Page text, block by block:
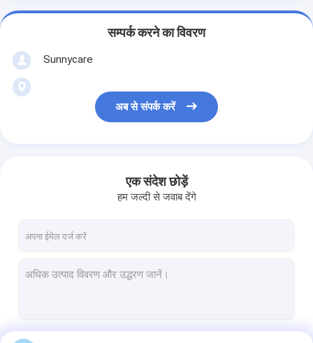
सम्पर्क करने का विवरण
Sunnycare
अब से संपर्क करें
एक संदेश छोड़ें
हम जल्दी से जवाब देंगे